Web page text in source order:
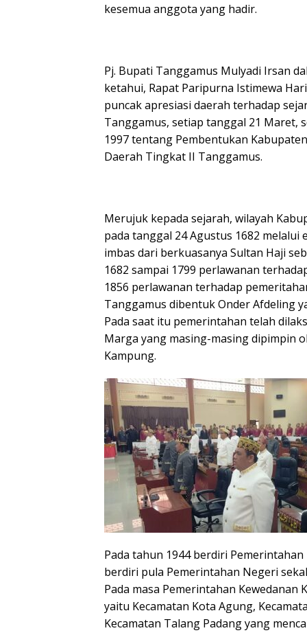
kesemua anggota yang hadir.
Pj. Bupati Tanggamus Mulyadi Irsan
ketahui, Rapat Paripurna Istimewa
puncak apresiasi daerah terhadap
Tanggamus, setiap tanggal 21 Maret,
1997 tentang Pembentukan
Daerah Tingkat II Tanggamus.
Merujuk kepada sejarah, wilayah
pada tanggal 24 Agustus 1682 melalui
imbas dari berkuasanya Sultan Haji
1682 sampai 1799 perlawanan
1856 perlawanan terhadap
Tanggamus dibentuk Onder Afdeling
Pada saat itu pemerintahan telah
Marga yang masing-masing dipimpin
Kampung.
Pada tahun 1944 berdiri
berdiri pula Pemerintahan Negeri
Pada masa Pemerintahan
yaitu Kecamatan Kota Agung,
Kecamatan Talang Padang yang